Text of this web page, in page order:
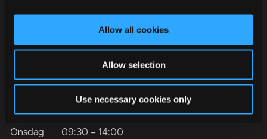
Allow all cookies
Allow selection
Use necessary cookies only
09:30
Tirsdag
09:30 –14:00
Onsdag
09:30 – 14:00